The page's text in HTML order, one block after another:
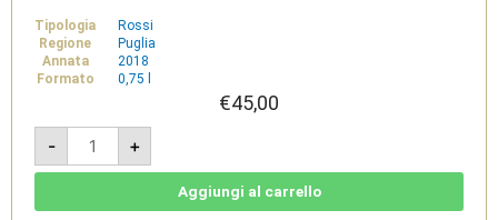
Tipologia
Rossi
Regione
Puglia
Annata
2018
Formato
0,75 l
€45,00
-
Le
Braci
2018
-
+
Aggiungi al carrello